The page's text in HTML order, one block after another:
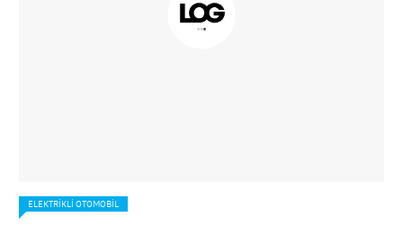
ELEKTRIKLI OTOMOBIL